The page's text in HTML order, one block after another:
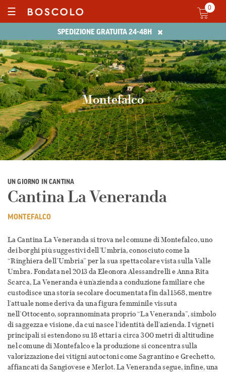
SPEDIZIONE GRATUITA 24-48H ×
☰ 0
Montefalco
UN GIORNO IN CANTINA
Cantina La Veneranda
MONTEFALCO
La Cantina La Veneranda si trova nel comune di Montefalco, uno
dei borghi più suggestivi dell’Umbria, conosciuto come la
“Ringhiera dell’Umbria” per la sua spettacolare vista sulla Valle
Umbra. Fondata nel 2013 da Eleonora Alessandrelli e Anna Rita
Scarca, La Veneranda è un’azienda a conduzione familiare che
custodisce una storia secolare documentata fin dal 1568, mentre
l’attuale nome deriva da una figura femminile vissuta
nell’Ottocento, soprannominata proprio “La Veneranda”, simbolo
di saggezza e visione, da cui nasce l’identità dell’azienda. I vigneti
principali si estendono su 18 ettari a circa 300 metri di altitudine
nel comune di Montefalco e la produzione si concentra sulla
valorizzazione dei vitigni autoctoni come Sagrantino e Grechetto,
affiancati da Sangiovese e Merlot. La Veneranda segue, infine, una